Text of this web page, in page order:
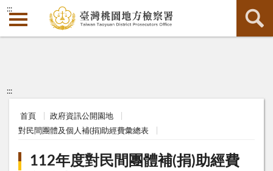
:::
:::
首頁
政府資訊公開園地
對民間團體及個人補(捐)助經費彙總表
112年度對民間團體補(捐)助經費